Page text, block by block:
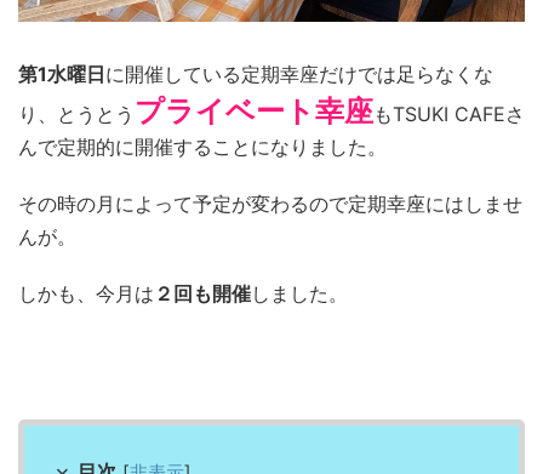
第1水曜日に開催している定期幸座だけでは足らなくな
り、とうとう プライベート幸座もTSUKI CAFEさ
んで定期的に開催することになりました。
その時の月によって予定が変わるので定期幸座にはしませ
んが。
しかも、今月は ２回も開催しました。